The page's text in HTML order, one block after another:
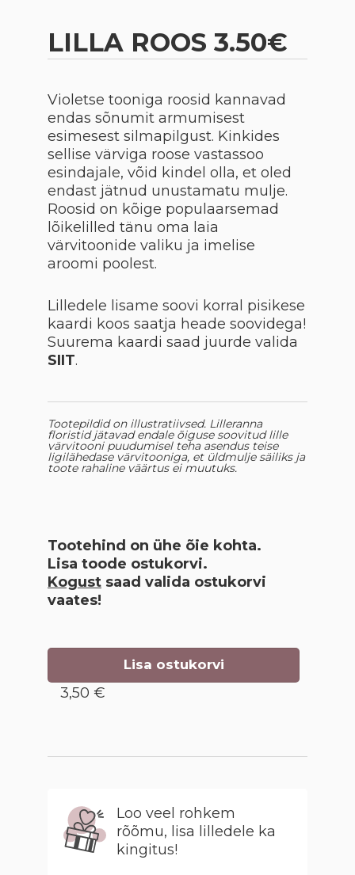
LILLA ROOS 3.50€
Violetse tooniga roosid kannavad
endas sõnumit armumisest
esimesest silmapilgust. Kinkides
sellise värviga roose vastassoo
esindajale, võid kindel olla, et oled
endast jätnud unustamatu mulje.
Roosid on kõige populaarsemad
lõikelilled tänu oma laia
värvitoonide valiku ja imelise
aroomi poolest.
Lilledele lisame soovi korral pisikese
kaardi koos saatja heade soovidega!
Suurema kaardi saad juurde valida
SIIT.
Tootepildid on illustratiivsed. Lilleranna
floristid jätavad endale õiguse soovitud lille
värvitooni puudumisel teha asendus teise
ligilähedase värvitooniga, et üldmulje säiliks ja
toote rahaline väärtus ei muutuks.
Tootehind on ühe õie kohta.
Lisa toode ostukorvi.
Kogust saad valida ostukorvi
vaates!
Lisa ostukorvi
3,50 €
Loo veel rohkem
rõõmu, lisa lilledele ka
kingitus!